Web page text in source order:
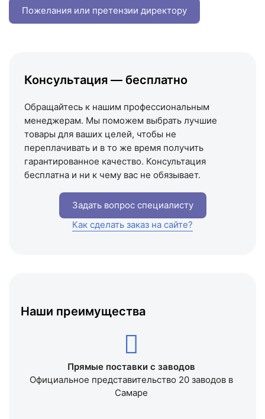
+7 (993) 993-77-22
Написать в МАКС
Схема проезда
Пожелания или претензии директору
Наши преимущества
Прямые поставки с заводов
Официальное представительство 20 заводов в
Самаре
Консультация — бесплатно
Обращайтесь к нашим профессиональным
менеджерам. Мы поможем выбрать лучшие
товары для ваших целей, чтобы не
переплачивать и в то же время получить
гарантированное качество. Консультация
бесплатна и ни к чему вас не обязывает.
Задать вопрос специалисту
Как сделать заказ на сайте?